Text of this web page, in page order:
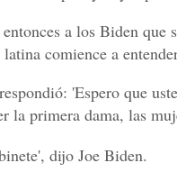
a los Biden que
comience a
respondió: 'Espero que
la primera dama, las
dijo Joe Biden.